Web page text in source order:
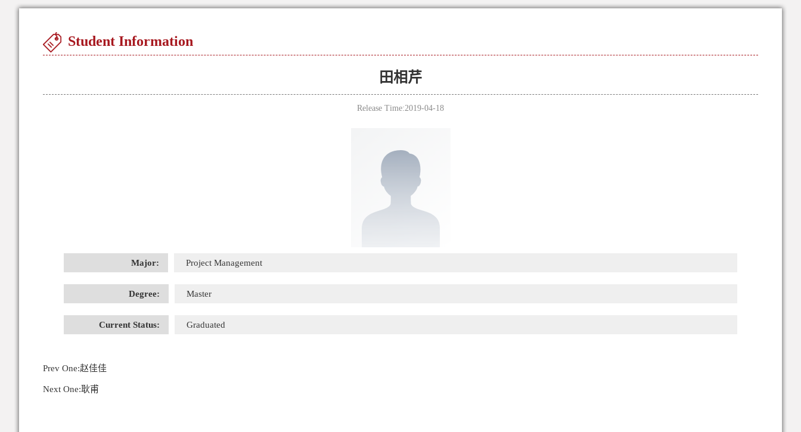
Student Information
田相芹
Release Time:2019-04-18
Major: Project Management
Degree: Master
Current Status: Graduated
Prev One:赵佳佳
Next One:耿甫